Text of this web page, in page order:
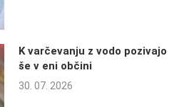
K varčevanju z vodo pozivajo
še v eni občini
30. 07. 2026